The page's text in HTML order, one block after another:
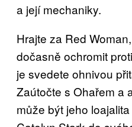
a její mechaniky.
Hrajte za Red
dočasně ochromit
je svedete ohnivou
Zaútočte s Ohařem a
může být jeho